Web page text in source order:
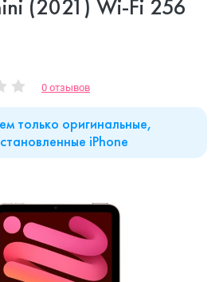
(2021) Wi-Fi 256
0 отзывов
только оригинальные,
iPhone